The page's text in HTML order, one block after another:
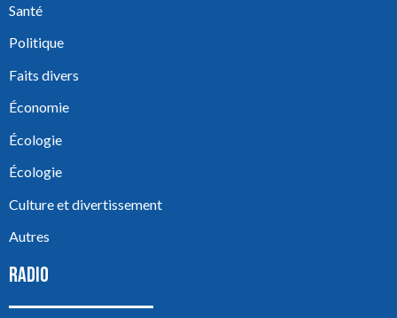
Santé
Politique
Faits divers
Économie
Écologie
Écologie
Culture et divertissement
Autres
RADIO